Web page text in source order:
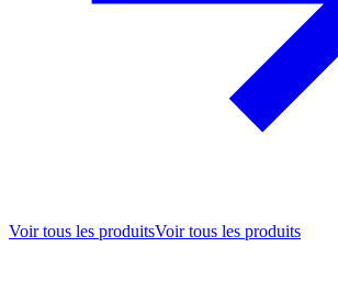
Voir tous les produitsVoir tous les produits